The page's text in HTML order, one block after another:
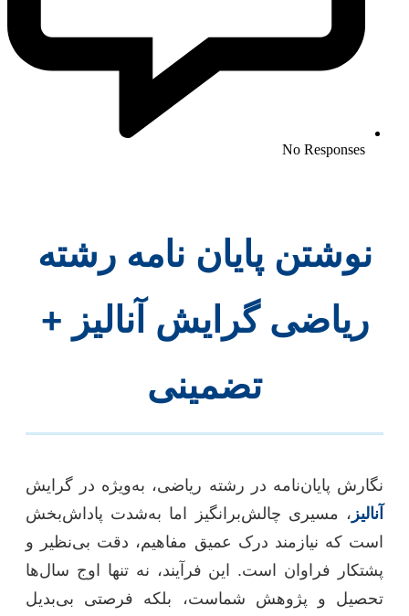
No Responses
نوشتن پایان نامه رشته
ریاضی گرایش آنالیز +
تضمینی
نگارش پایان‌نامه در رشته ریاضی، به‌ویژه در گرایش
آنالیز ، مسیری چالش‌برانگیز اما به‌شدت پاداش‌بخش
است که نیازمند درک عمیق مفاهیم، دقت بی‌نظیر و
پشتکار فراوان است. این فرآیند، نه تنها اوج سال‌ها
تحصیل و پژوهش شماست، بلکه فرصتی بی‌بدیل